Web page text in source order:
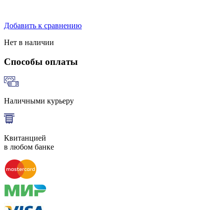
Добавить к сравнению
Нет в наличии
Способы оплаты
Наличными курьеру
Квитанцией
в любом банке